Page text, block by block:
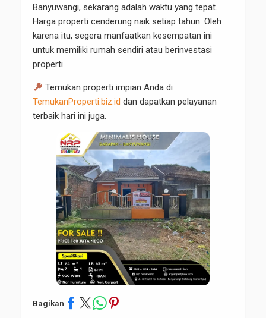
Banyuwangi, sekarang adalah waktu yang tepat.
Harga properti cenderung naik setiap tahun. Oleh
karena itu, segera manfaatkan kesempatan ini
untuk memiliki rumah sendiri atau berinvestasi
properti.
Temukan properti impian Anda di
TemukanProperti.biz.id dan dapatkan pelayanan
terbaik hari ini juga.
Bagikan